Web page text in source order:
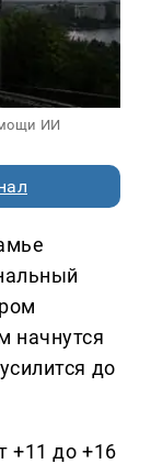
ИИ
начнутся
до
+11 до +16